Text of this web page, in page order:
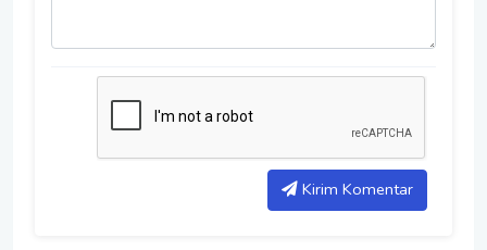
Kirim Komentar